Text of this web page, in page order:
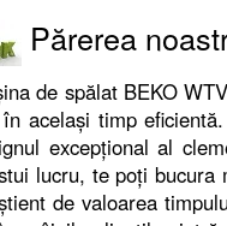
Părerea
de spălat BEKO
același timp
excepțional al
lucru, te poți bucura
de valoarea